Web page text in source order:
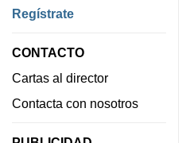
Regístrate
CONTACTO
Cartas al director
Contacta con nosotros